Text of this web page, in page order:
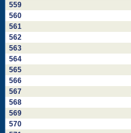
559
560
561
562
563
564
565
566
567
568
569
570